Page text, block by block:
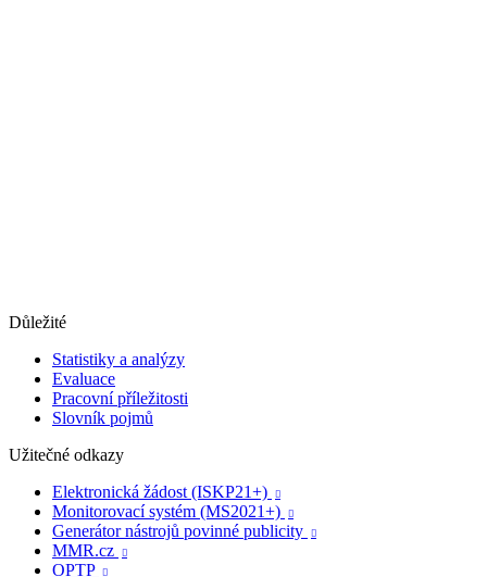
Důležité
Statistiky a analýzy
Evaluace
Pracovní příležitosti
Slovník pojmů
Užitečné odkazy
Elektronická žádost (ISKP21+)

Monitorovací systém (MS2021+) 
Generátor nástrojů povinné publicity 
MMR.cz 
OPTP 